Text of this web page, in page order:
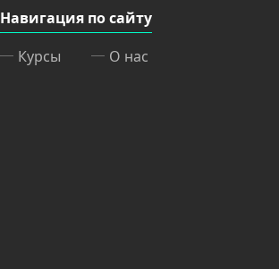
Навигация по сайту
Курсы
О нас